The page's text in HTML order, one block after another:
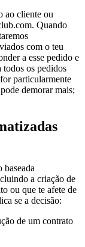
ao cliente ou
. Quando
com o teu
a esse pedido e
todos os pedidos
particularmente
demorar mais;
baseada
a criação de
ou que te afete de
se a decisão:
de um contrato